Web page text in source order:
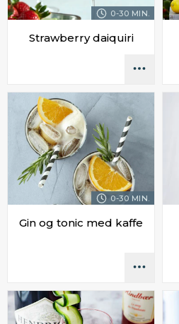
0-30 MIN.
Strawberry daiquiri
0-30 MIN.
Gin og tonic med kaffe